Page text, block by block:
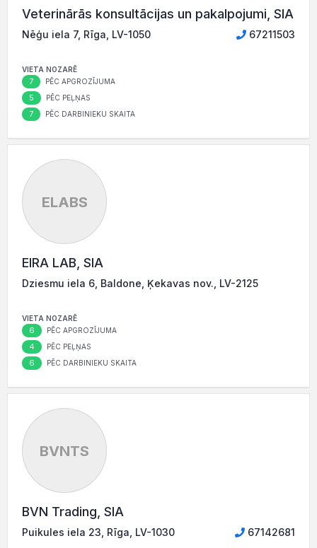
Veterinārās konsultācijas un pakalpojumi, SIA
Nēģu iela 7, Rīga, LV-1050 67211503
VIETA NOZARĒ
7 PĒC APGROZĪJUMA
5 PĒC PEĻŅAS
7 PĒC DARBINIEKU SKAITA
ELABS
EIRA LAB, SIA
Dziesmu iela 6, Baldone, Ķekavas nov., LV-2125
VIETA NOZARĒ
6 PĒC APGROZĪJUMA
4 PĒC PEĻŅAS
6 PĒC DARBINIEKU SKAITA
BVNTS
BVN Trading, SIA
Puikules iela 23, Rīga, LV-1030 67142681